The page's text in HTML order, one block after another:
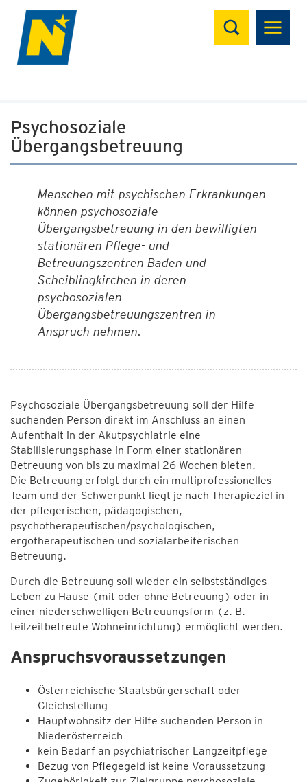
Suchen
Psychosoziale
Übergangsbetreuung
Menschen mit psychischen Erkrankungen
können psychosoziale
Übergangsbetreuung in den bewilligten
stationären Pflege- und
Betreuungszentren Baden und
Scheiblingkirchen in deren
psychosozialen
Übergangsbetreuungszentren in
Anspruch nehmen.
Psychosoziale Übergangsbetreuung soll der Hilfe
suchenden Person direkt im Anschluss an einen
Aufenthalt in der Akutpsychiatrie eine
Stabilisierungsphase in Form einer stationären
Betreuung von bis zu maximal 26 Wochen bieten.
Die Betreuung erfolgt durch ein multiprofessionelles
Team und der Schwerpunkt liegt je nach Therapieziel in
der pflegerischen, pädagogischen,
psychotherapeutischen/psychologischen,
ergotherapeutischen und sozialarbeiterischen
Betreuung.
Durch die Betreuung soll wieder ein selbstständiges
Leben zu Hause (mit oder ohne Betreuung) oder in
einer niederschwelligen Betreuungsform (z. B.
teilzeitbetreute Wohneinrichtung) ermöglicht werden.
Anspruchsvoraussetzungen
Österreichische Staatsbürgerschaft oder
Gleichstellung
Hauptwohnsitz der Hilfe suchenden Person in
Niederösterreich
kein Bedarf an psychiatrischer Langzeitpflege
Bezug von Pflegegeld ist keine Voraussetzung